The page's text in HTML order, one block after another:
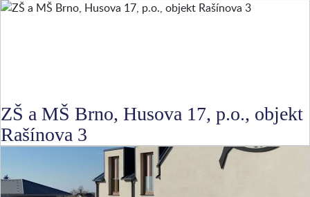
ZŠ a MŠ Brno, Husova 17, p.o., objekt
Rašínova 3